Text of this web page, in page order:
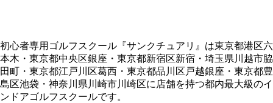
初心者専用ゴルフスクール『サンクチュアリ』は東京都港区六
本木・東京都中央区銀座・東京都新宿区新宿・埼玉県川越市脇
田町・東京都江戸川区葛西・東京都品川区戸越銀座・東京都豊
島区池袋・神奈川県川崎市川崎区に店舗を持つ都内最大級のイ
ンドアゴルフスクールです。